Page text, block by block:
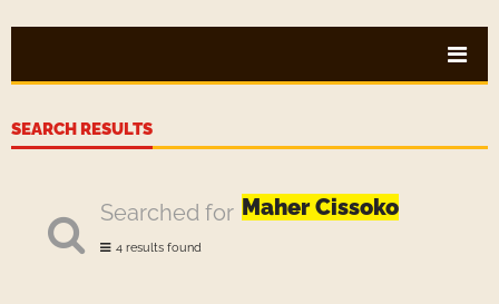
SEARCH RESULTS
Searched for
4 results found
Maher Cissoko